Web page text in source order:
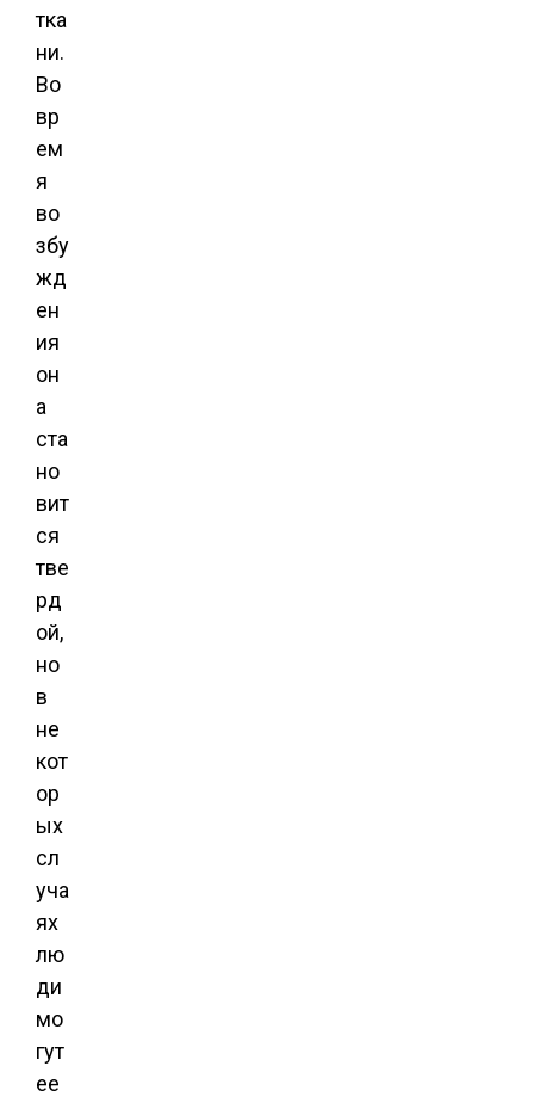
тка
ни.
Во
вр
ем
я
во
збу
жд
ен
ия
он
а
ста
но
вит
ся
тве
рд
ой,
но
в
не
кот
ор
ых
сл
уча
ях
лю
ди
мо
гут
ее